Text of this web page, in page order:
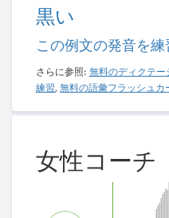
黒い
この例文の発音を練
さらに参照: 無料のディクテー
練習, 無料の語彙フラッシュカ
女性コーチ